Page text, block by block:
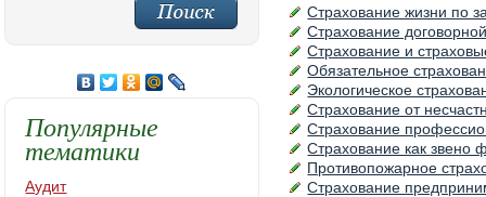
Страхование жизни по
Страхование
Страхование и
Обязательное
Экологическое
Страхование от
Страхование
Страхование как звено
Противопожарное
Страхование
Популярные
тематики
Аудит